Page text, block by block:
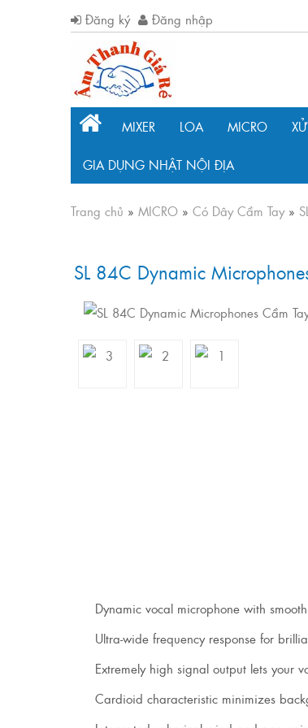
Đăng ký Đăng nhập
MIXER LOA MICRO
GIA DỤNG NHẬT NỘI ĐỊA
Trang chủ » MICRO » Có Dây Cầm Tay»
SL 84C Dynamic
Dynamic vocal microphone with
Ultra-wide frequency response for
Extremely high signal output lets your
Cardioid characteristic minimizes